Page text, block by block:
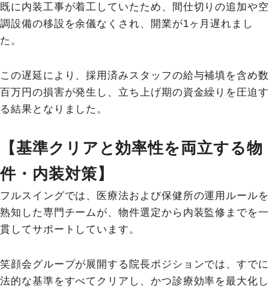
既に内装工事が着工していたため、間仕切りの追加や空
調設備の移設を余儀なくされ、開業が1ヶ月遅れまし
た。
この遅延により、採用済みスタッフの給与補填を含め数
百万円の損害が発生し、立ち上げ期の資金繰りを圧迫す
る結果となりました。
【基準クリアと効率性を両立する物
件・内装対策】
フルスイングでは、医療法および保健所の運用ルールを
熟知した専門チームが、物件選定から内装監修までを一
貫してサポートしています。
笑顔会グループが展開する院長ポジションでは、すでに
法的な基準をすべてクリアし、かつ診療効率を最大化し